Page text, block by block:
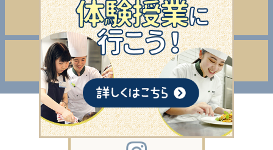
在校生の声
先輩達のスクールライフ
もう学費のことで悩まない
学費サポート案内